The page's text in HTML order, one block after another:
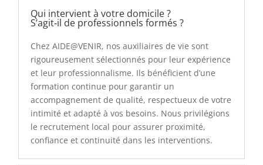
Qui intervient à votre domicile ?
S’agit‑il de professionnels formés ?
Chez AIDE@VENIR, nos auxiliaires de vie sont
rigoureusement sélectionnés pour leur expérience
et leur professionnalisme. Ils bénéficient d’une
formation continue pour garantir un
accompagnement de qualité, respectueux de votre
intimité et adapté à vos besoins. Nous privilégions
le recrutement local pour assurer proximité,
confiance et continuité dans les interventions.